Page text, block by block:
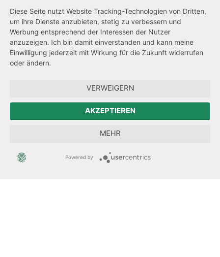
Netiquette
Transparenzanspruch
Hinweisgeberschutz
Forum Mitteleuropa
Der Sächsische Integrationsbeauftragte
Sächsische Landesbeauftragte zur Aufarbeitung der SED-
Diese Seite nutzt Website Tracking-Technologien von Dritten,
um ihre Dienste anzubieten, stetig zu verbessern und
Werbung entsprechend der Interessen der Nutzer
anzuzeigen. Ich bin damit einverstanden und kann meine
Einwilligung jederzeit mit Wirkung für die Zukunft widerrufen
oder ändern.
VERWEIGERN
AKZEPTIEREN
MEHR
Powered by